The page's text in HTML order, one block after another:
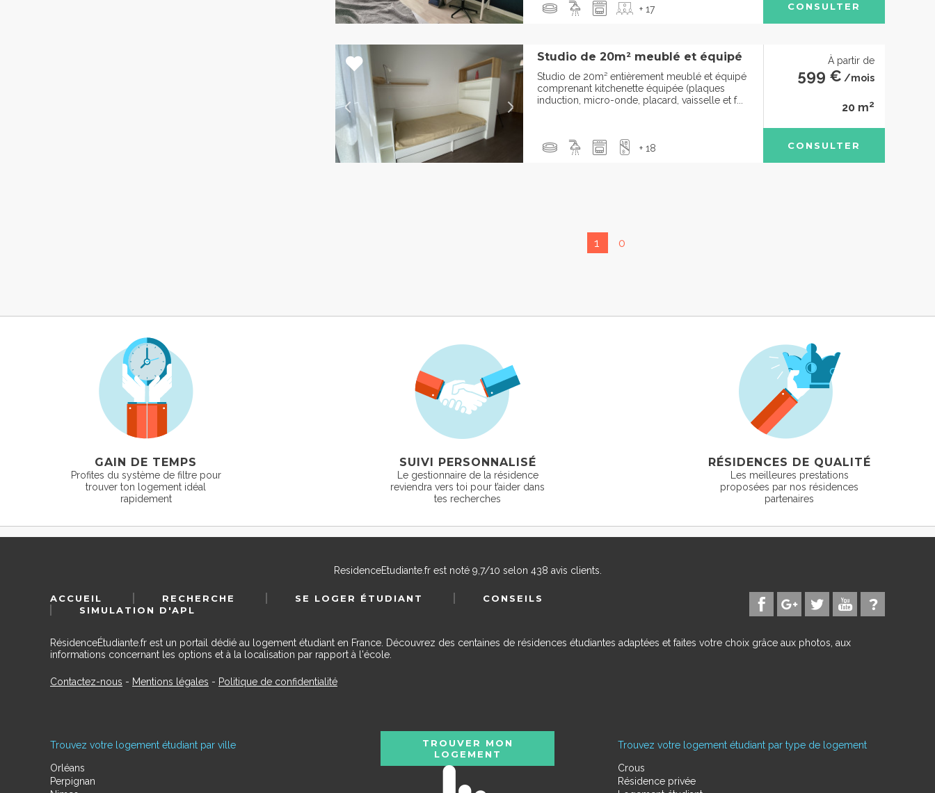
+ 17 CONSULTER
Studio de 20m² meublé et équipé
Studio de 20m² entièrement meublé et équipé
comprenant kitchenette équipée (plaques
induction, micro-onde, placard, vaisselle et f...
+ 18
À partir de
599 € /mois
20 m2
CONSULTER
1 0
GAIN DE TEMPS
Profites du système de filtre pour
trouver ton logement idéal
rapidement
SUIVI PERSONNALISÉ
Le gestionnaire de la résidence
reviendra vers toi pour t’aider dans
tes recherches
RÉSIDENCES DE QUALITÉ
Les meilleures prestations
proposées par nos résidences
partenaires
ResidenceEtudiante.frest noté 9,7/10 selon 438 avis clients.
ACCUEIL RECHERCHE SE LOGER ÉTUDIANT
CONSEILS
SIMULATION D'APL
RésidenceÉtudiante.fr est un portail dédié au logement étudiant en France. Découvrez des centaines de résidences étudiantes adaptées et faites votre choix grâce aux photos, aux
informations concernant les options et à la localisation par rapport à l'école.
Contactez-nous - Mentions légales - Politique de confidentialité
Trouvez votre logement étudiant par ville
Orléans
Perpignan
Trouvez votre logement étudiant par type de logement
Crous
Résidence privée
TROUVER MON
LOGEMENT